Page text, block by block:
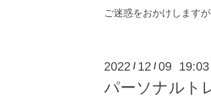
ご迷惑をおかけします
2022 / 12 /09 19:03
パーソナルト